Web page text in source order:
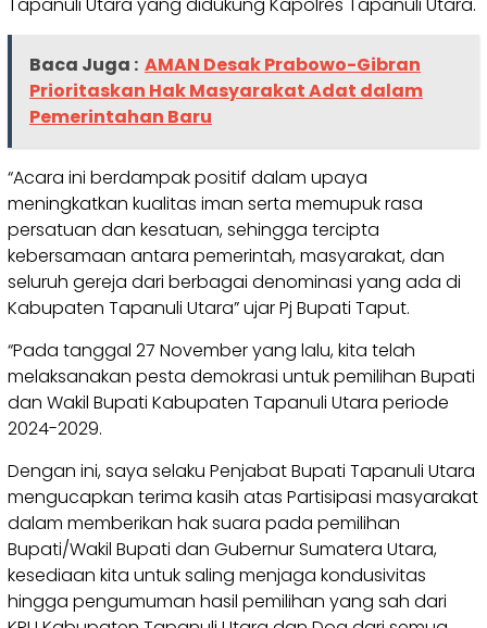
Tapanuli Utara yang didukung Kapolres Tapanuli Utara.
Baca Juga : AMAN Desak Prabowo-Gibran
Prioritaskan Hak Masyarakat Adat dalam
Pemerintahan Baru
“Acara ini berdampak positif dalam upaya
meningkatkan kualitas iman serta memupuk rasa
persatuan dan kesatuan, sehingga tercipta
kebersamaan antara pemerintah, masyarakat, dan
seluruh gereja dari berbagai denominasi yang ada di
Kabupaten Tapanuli Utara” ujar Pj Bupati Taput.
“Pada tanggal 27 November yang lalu, kita telah
melaksanakan pesta demokrasi untuk pemilihan Bupati
dan Wakil Bupati Kabupaten Tapanuli Utara periode
2024-2029.
Dengan ini, saya selaku Penjabat Bupati Tapanuli Utara
mengucapkan terima kasih atas Partisipasi masyarakat
dalam memberikan hak suara pada pemilihan
Bupati/Wakil Bupati dan Gubernur Sumatera Utara,
kesediaan kita untuk saling menjaga kondusivitas
hingga pengumuman hasil pemilihan yang sah dari